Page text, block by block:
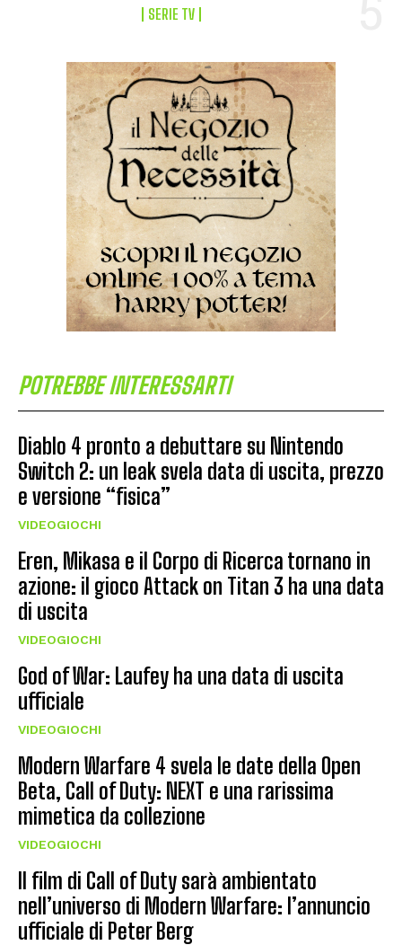
SERIE TV
POTREBBE INTERESSARTI
Diablo 4 pronto a debuttare su Nintendo
Switch 2: un leak svela data di uscita, prezzo
e versione “fisica”
VIDEOGIOCHI
Eren, Mikasa e il Corpo di Ricerca tornano in
azione: il gioco Attack on Titan 3 ha una data
di uscita
VIDEOGIOCHI
God of War: Laufey ha una data di uscita
ufficiale
VIDEOGIOCHI
Modern Warfare 4 svela le date della Open
Beta, Call of Duty: NEXT e una rarissima
mimetica da collezione
VIDEOGIOCHI
Il film di Call of Duty sarà ambientato
nell’universo di Modern Warfare: l’annuncio
ufficiale di Peter Berg